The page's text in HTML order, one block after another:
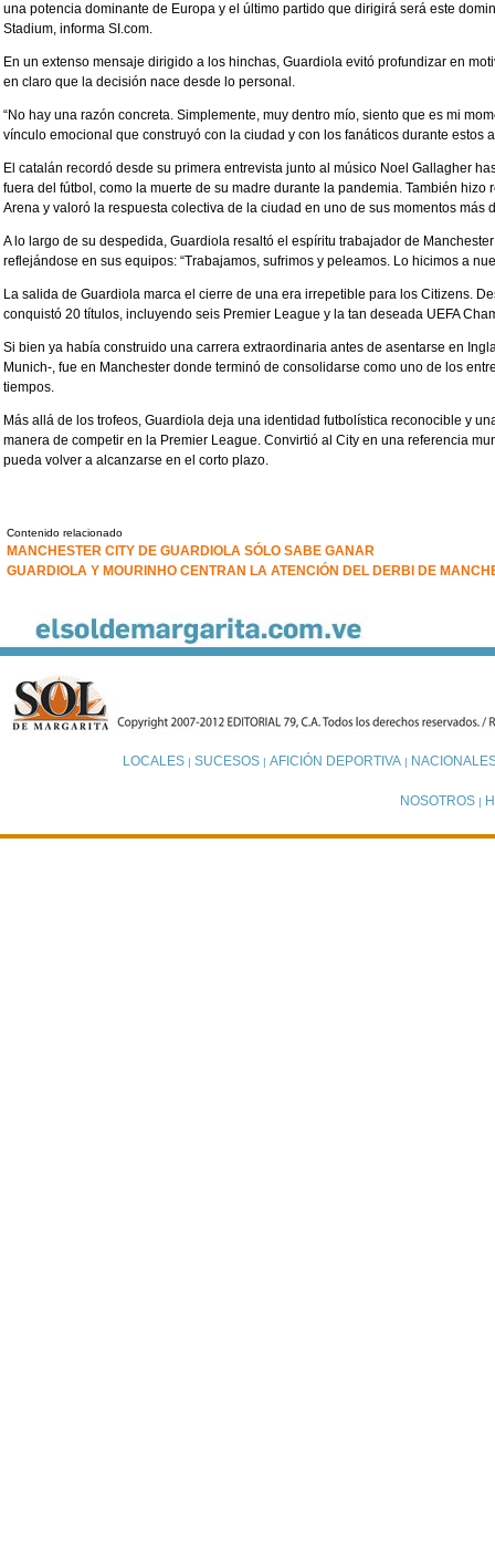
una potencia dominante de Europa y el último partido que dirigirá será este
Stadium, informa SI.com.
En un extenso mensaje dirigido a los hinchas, Guardiola evitó profundizar en
en claro que la decisión nace desde lo personal.
“No hay una razón concreta. Simplemente, muy dentro mío, siento que es mi
vínculo emocional que construyó con la ciudad y con los fanáticos durante estos
El catalán recordó desde su primera entrevista junto al músico Noel Gallagher
fuera del fútbol, como la muerte de su madre durante la pandemia. También hizo
Arena y valoró la respuesta colectiva de la ciudad en uno de sus momentos más
A lo largo de su despedida, Guardiola resaltó el espíritu trabajador de
reflejándose en sus equipos: “Trabajamos, sufrimos y peleamos. Lo hicimos a
La salida de Guardiola marca el cierre de una era irrepetible para los Citizens.
conquistó 20 títulos, incluyendo seis Premier League y la tan deseada UEFA
Si bien ya había construido una carrera extraordinaria antes de asentarse en
Munich-, fue en Manchester donde terminó de consolidarse como uno de los
tiempos.
Más allá de los trofeos, Guardiola deja una identidad futbolística reconocible y
manera de competir en la Premier League. Convirtió al City en una referencia
pueda volver a alcanzarse en el corto plazo.
Contenido relacionado
MANCHESTER CITY DE GUARDIOLA SÓLO SABE GANAR
GUARDIOLA Y MOURINHO CENTRAN LA ATENCIÓN DEL DERBI DE
LOCALES| SUCESOS| AFICIÓN DEPORTIVA|
NOSOTROS |